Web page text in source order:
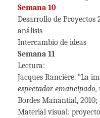
Semana 10
Desarrollo de Proyectos
análisis
Intercambio de ideas
Semana 11
Lectura:
Jacques Rancière. “La
espectador emancipado,
Bordes Manantial, 2010;
Material visual: